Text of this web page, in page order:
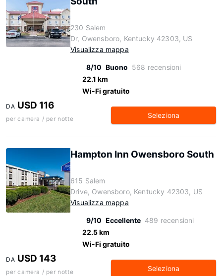
230 Salem
Dr, Owensboro, Kentucky 42303, US
Visualizza mappa
8/10 Buono 568 recensioni
22.1 km
Wi-Fi gratuito
DA USD 116
per camera / per notte Seleziona
Hampton Inn Owensboro South
615 Salem
Drive, Owensboro, Kentucky 42303, US
Visualizza mappa
9/10 Eccellente 489 recensioni
22.5 km
Wi-Fi gratuito
DA USD 143
per camera / per notte Seleziona